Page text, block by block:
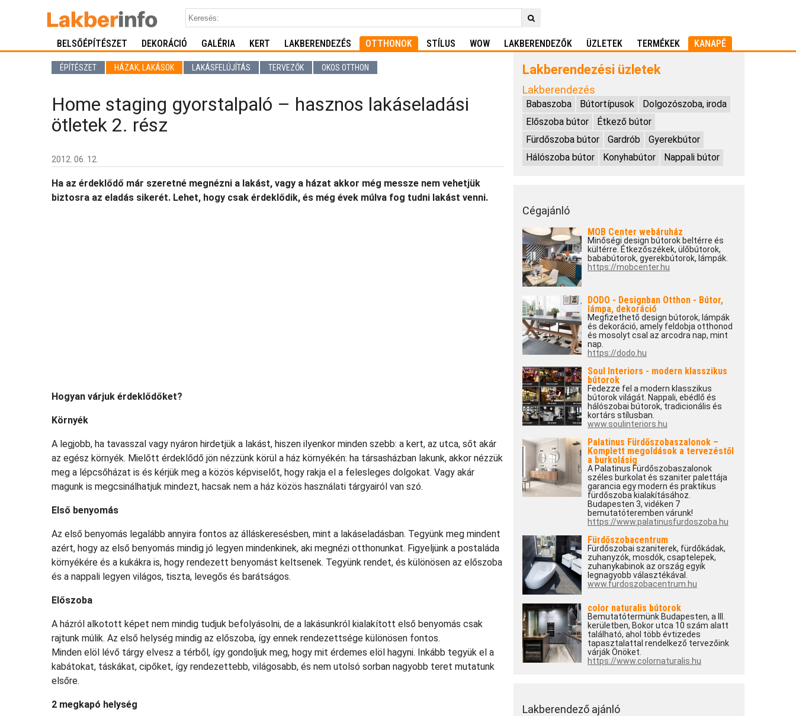
BELSŐÉPÍTÉSZET DEKORÁCIÓ GALÉRIA KERT LAKBERENDEZÉS OTTHONOK STÍLUS WOW LAKBERENDEZŐK ÜZLETEK TERMÉKEK KANAPÉ
ÉPÍTÉSZET HÁZAK, LAKÁSOK LAKÁSFELÚJÍTÁS TERVEZŐK OKOS OTTHON
Home staging gyorstalpaló – hasznos lakáseladási
ötletek 2. rész
2012. 06. 12.
Ha az érdeklődő már szeretné megnézni a lakást, vagy a házat akkor még messze nem vehetjük
biztosra az eladás sikerét. Lehet, hogy csak érdeklődik, és még évek múlva fog tudni lakást venni.
Hogyan várjuk érdeklődőket?
Környék
A legjobb, ha tavasszal vagy nyáron hirdetjük a lakást, hiszen ilyenkor minden szebb: a kert, az utca, sőt akár
az egész környék. Mielőtt érdeklődő jön nézzünk körül a ház környékén: ha társasházban lakunk, akkor nézzük
meg a lépcsőházat is és kérjük meg a közös képviselőt, hogy rakja el a felesleges dolgokat. Vagy akár
magunk is megcsinálhatjuk mindezt, hacsak nem a ház közös használati tárgyairól van szó.
Első benyomás
Az első benyomás legalább annyira fontos az álláskeresésben, mint a lakáseladásban. Tegyünk meg mindent
azért, hogy az első benyomás mindig jó legyen mindenkinek, aki megnézi otthonunkat. Figyeljünk a postaláda
környékére és a kukákra is, hogy rendezett benyomást keltsenek. Tegyünk rendet, és különösen az előszoba
és a nappali legyen világos, tiszta, levegős és barátságos.
Előszoba
A házról alkotott képet nem mindig tudjuk befolyásolni, de a lakásunkról kialakított első benyomás csak
rajtunk múlik. Az első helység mindig az előszoba, így ennek rendezettsége különösen fontos.
Minden elöl lévő tárgy elvesz a térből, így gondoljuk meg, hogy mit érdemes elöl hagyni. Inkább tegyük el a
kabátokat, táskákat, cipőket, így rendezettebb, világosabb, és nem utolsó sorban nagyobb teret mutatunk
elsőre.
2 megkapó helység
Lakberendezési üzletek
Lakberendezés
Babaszoba Bútortípusok
Dolgozószoba, iroda
Előszoba bútor
Étkező bútor
Fürdőszoba bútor
Gardrób
Gyerekbútor
Hálószoba bútor
Konyhabútor Nappali bútor
Cégajánló
MOB Center webáruház
Minőségi design bútorok beltérre és
kültérre. Étkezőszékek, ülőbútorok,
bababútorok, gyerekbútorok, lámpák.
https://mobcenter.hu
DODO - Designban Otthon - Bútor,
lámpa, dekoráció
Megfizethető design bútorok, lámpák
és dekoráció, amely feldobja otthonod
és mosolyt csal az arcodra nap, mint
nap.
https://dodo.hu
Soul Interiors - modern klasszikus
bútorok
Fedezze fel a modern klasszikus
bútorok világát. Nappali, ebédlő és
hálószobai bútorok, tradicionális és
kortárs stílusban.
www.soulinteriors.hu
Palatinus Fürdőszobaszalonok –
Komplett megoldások a tervezéstől
a burkolásig
A Palatinus Fürdőszobaszalonok
széles burkolat és szaniter palettája
garancia egy modern és praktikus
fürdőszoba kialakításához.
Budapesten 3, vidéken 7
bemutatóteremben várunk!
https://www.palatinusfurdoszoba.hu
Fürdőszobacentrum
Fürdőszobai szaniterek, fürdőkádak,
zuhanyzók, mosdók, csaptelepek,
zuhanykabinok az ország egyik
legnagyobb választékával.
www.furdoszobacentrum.hu
color naturalis bútorok
Bemutatótermünk Budapesten, a III.
kerületben, Bokor utca 10 szám alatt
található, ahol több évtizedes
tapasztalattal rendelkező tervezőink
várják Önöket.
https://www.colornaturalis.hu
Lakberendező ajánló